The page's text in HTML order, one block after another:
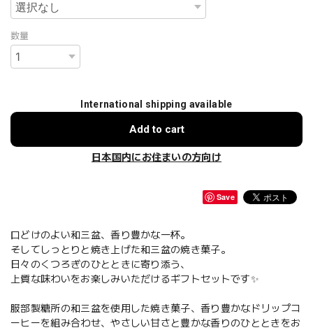
数量
International shipping available
Add to cart
日本国内にお住まいの方向け
Save
口どけのよい和三盆、香り豊かな一杯。
そしてしっとりと焼き上げた和三盆の焼き菓子。
日々のくつろぎのひとときに寄り添う、
上質な味わいをお楽しみいただけるギフトセットです✨
服部製糖所の和三盆を使用した焼き菓子、香り豊かなドリップコ
ーヒーを組み合わせ、やさしい甘さと豊かな香りのひとときをお